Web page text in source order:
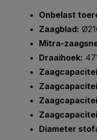
Onbelast
Zaagblad:
Mitra-
Draaihoek:
Diameter